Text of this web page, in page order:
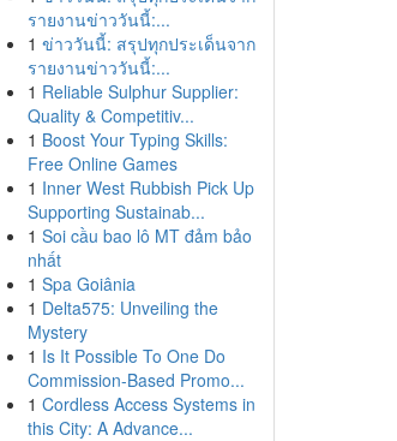
รายงานข่าววันนี้:...
1 ข่าววันนี้: สรุปทุกประเด็นจาก
รายงานข่าววันนี้:...
1 Reliable Sulphur Supplier:
Quality & Competitiv...
1 Boost Your Typing Skills:
Free Online Games
1 Inner West Rubbish Pick Up
Supporting Sustainab...
1 Soi cầu bao lô MT đảm bảo
nhất
1 Spa Goiânia
1 Delta575: Unveiling the
Mystery
1 Is It Possible To One Do
Commission-Based Promo...
1 Cordless Access Systems in
this City: A Advance...